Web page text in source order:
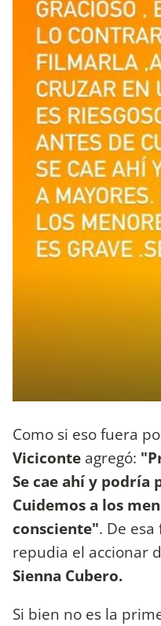
Como si eso fuera
Viciconte agregó:
Se cae ahí y podría
Cuidemos a los
consciente". De
repudia el accionar
Sienna Cubero.
Si bien no es la